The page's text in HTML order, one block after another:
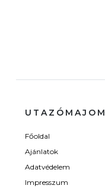
UTAZÓMAJOM
Főoldal
Ajánlatok
Adatvédelem
Impresszum